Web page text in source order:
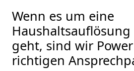
Wenn es um eine
geht, sind wir
richtigen